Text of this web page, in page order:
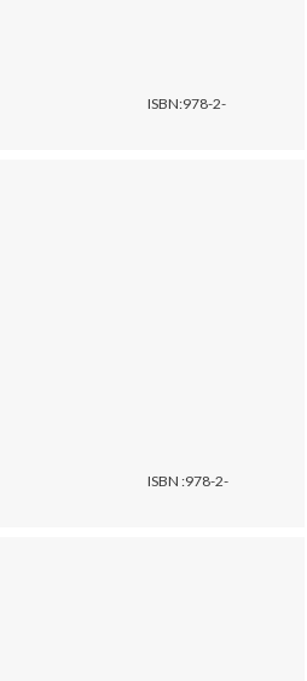
ISBN:978-2-
ISBN :978-2-